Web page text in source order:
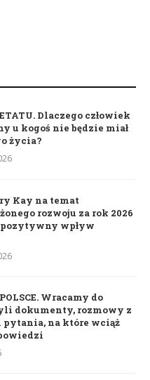
Dlaczego człowiek
u kogoś nie będzie miał
życia?
Kay na temat
rozwoju za rok 2026
wpływ
Wracamy do
dokumenty, rozmowy z
pytania, na które wciąż